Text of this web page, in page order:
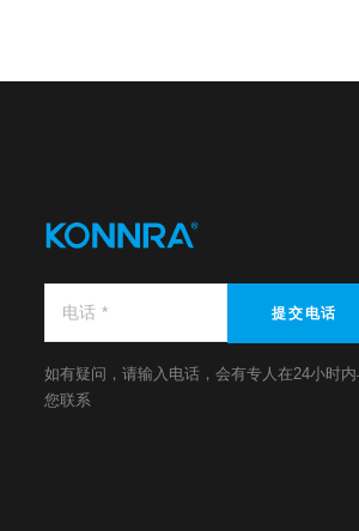
提交电话
如有疑问，请输入电话，会有专人在24小时内
您联系